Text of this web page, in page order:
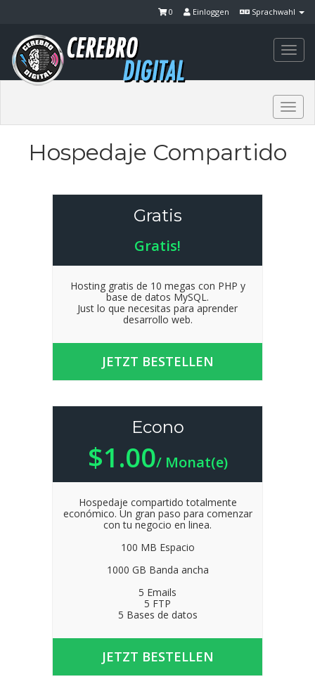
Sprachwahl
Einloggen
0
Hospedaje Compartido
Gratis
Gratis!
Hosting gratis de 10 megas con PHP y
base de datos MySQL.
Just lo que necesitas para aprender
desarrollo web.
JETZT BESTELLEN
Econo
$1.00/ Monat(e)
Hospedaje compartido totalmente
económico. Un gran paso para comenzar
con tu negocio en linea.
100 MB Espacio
1000 GB Banda ancha
5 Emails
5 FTP
5 Bases de datos
JETZT BESTELLEN